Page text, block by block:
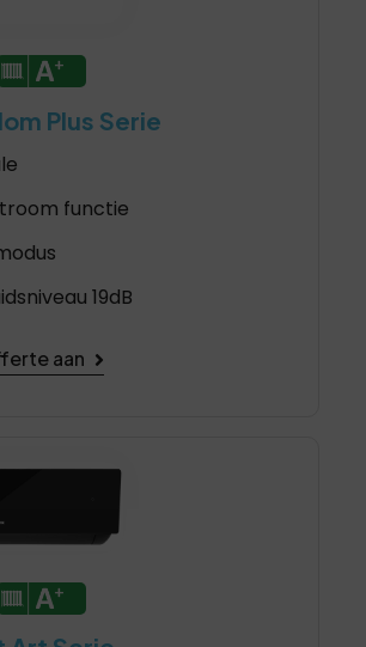
Plus Serie
functie
19dB
aan